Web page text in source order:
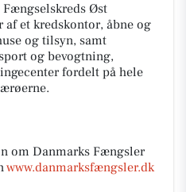
Øst
et kredskontor, åbne og
og tilsyn, samt
og bevogtning,
fordelt på hele
om Danmarks Fængsler
www.danmarksfængsler.dk